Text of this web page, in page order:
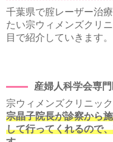
千葉県で腟レーザー治
たい宗ウィメンズクリ
目で紹介していきます。
産婦人科学会専
宗ウィメンズクリニック
宗晶子院長が診察から
して行ってくれるので